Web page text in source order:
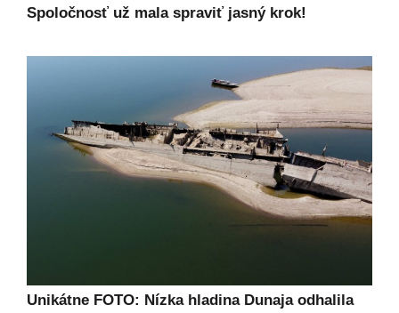
Spoločnosť už mala spraviť jasný krok!
Unikátne FOTO: Nízka hladina Dunaja odhalila